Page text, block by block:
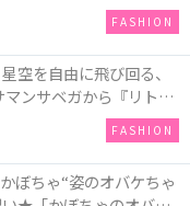
FASHION
空を自由に飛び回る、
ンサベガから『リトル
バーサリーイヤー』を
FASHION
ぼちゃ“姿のオバケちゃ